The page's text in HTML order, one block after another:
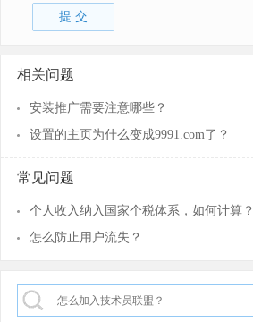
提 交
相关问题
安装推广需要注意哪些？
设置的主页为什么变成9991.com了？
常见问题
个人收入纳入国家个税体系，如何计算？
怎么防止用户流失？